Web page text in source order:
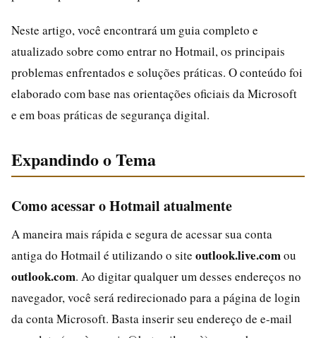
Neste artigo, você encontrará um guia completo e
atualizado sobre como entrar no Hotmail, os principais
problemas enfrentados e soluções práticas. O conteúdo foi
elaborado com base nas orientações oficiais da Microsoft
e em boas práticas de segurança digital.
Expandindo o Tema
Como acessar o Hotmail atualmente
A maneira mais rápida e segura de acessar sua conta
antiga do Hotmail é utilizando o site outlook.live.comou
outlook.com. Ao digitar qualquer um desses endereços no
navegador, você será redirecionado para a página de login
da conta Microsoft. Basta inserir seu endereço de e-mail